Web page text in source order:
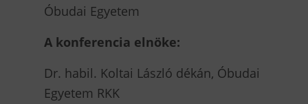
Óbudai Egyetem
A konferencia elnöke:
Dr. habil. Koltai László dékán, Óbudai
Egyetem RKK